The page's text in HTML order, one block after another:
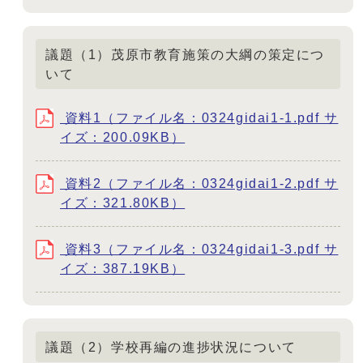
議題（1）茂原市教育施策の大綱の策定につ
いて
資料1（ファイル名：0324gidai1-1.pdf サ
イズ：200.09KB）
資料2（ファイル名：0324gidai1-2.pdf サ
イズ：321.80KB）
資料3（ファイル名：0324gidai1-3.pdf サ
イズ：387.19KB）
議題（2）学校再編の進捗状況について